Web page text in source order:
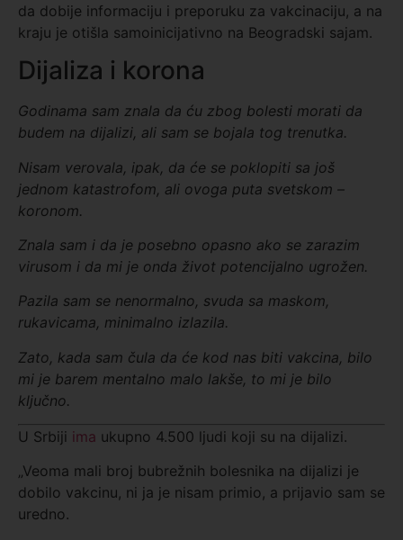
da dobije informaciju i preporuku za vakcinaciju, a na
kraju je otišla samoinicijativno na Beogradski sajam.
Dijaliza i korona
Godinama sam znala da ću zbog bolesti morati da
budem na dijalizi, ali sam se bojala tog trenutka.
Nisam verovala, ipak, da će se poklopiti sa još
jednom katastrofom, ali ovoga puta svetskom –
koronom.
Znala sam i da je posebno opasno ako se zarazim
virusom i da mi je onda život potencijalno ugrožen.
Pazila sam se nenormalno, svuda sa maskom,
rukavicama, minimalno izlazila.
Zato, kada sam čula da će kod nas biti vakcina, bilo
mi je barem mentalno malo lakše, to mi je bilo
ključno.
U Srbiji ima ukupno 4.500 ljudi koji su na dijalizi.
„Veoma mali broj bubrežnih bolesnika na dijalizi je
dobilo vakcinu, ni ja je nisam primio, a prijavio sam se
uredno.